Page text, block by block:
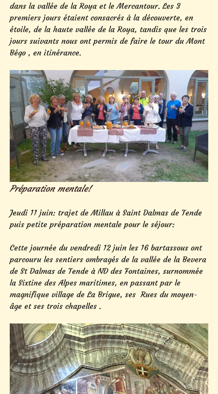
dans la vallée de la Roya et le Mercantour. Les 3
premiers jours étaient consacrés à la découverte, en
étoile, de la haute vallée de la Roya, tandis que les trois
jours suivants nous ont permis de faire le tour du Mont
Bégo , en itinérance.
Préparation mentale!
Jeudi 11 juin: trajet de Millau à Saint Dalmas de Tende
puis petite préparation mentale pour le séjour:
Cette journée du vendredi 12 juin les 16 bartassous ont
parcouru les sentiers ombragés de la vallée de la Bevera
de St Dalmas de Tende à ND des Fontaines, surnommée
la Sixtine des Alpes maritimes, en passant par le
magnifique village de La Brigue, ses Rues du moyen-
âge et ses trois chapelles .